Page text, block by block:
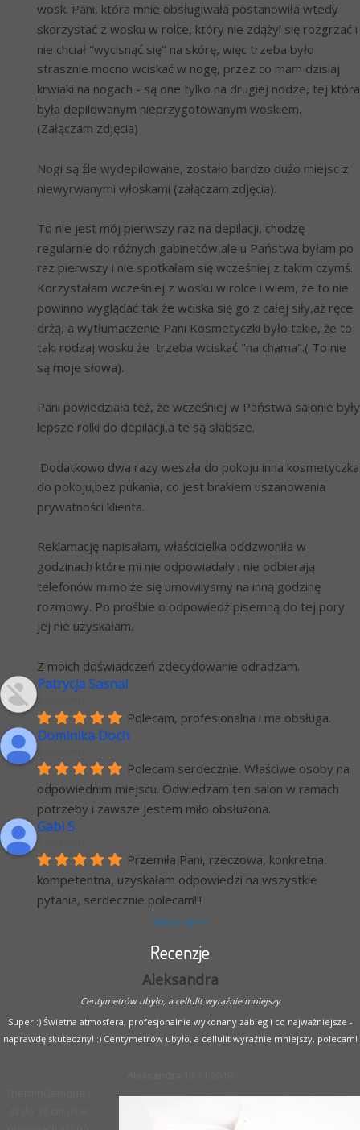
wosk. Pani, która mnie obsługiwała postanowiła wtedy
skorzystać z wosku w rolce, który nie zdążyl się rozgrzać i
nie chciał "wycisnąć się" na skórę, więc trzeba było
strasznie mocno wciskać w nogę, przez co mam dzisiaj
krwiaki na nogach - są one tylko na drugiej nodze, tej która
była depilowanym nieprzygotowanym woskiem.
(Załączam zdjęcia)
Nogi są źle wydepilowane, zostało bardzo dużo miejsc z
niewyrwanymi włoskami (załączam zdjęcia).
To nie jest mój pierwszy raz na depilacji, chodzę
regularnie do różnych gabinetów,ale u Państwa byłam po
raz pierwszy i nie spotkałam się wcześniej z takim czymś.
Korzystałam wcześniej z wosku w rolce i wiem, że to nie
powinno wyglądać tak że wciska się go z całej siły,aż ręce
drżą, a wytłumaczenie Pani Kosmetyczki było takie, że to
taki rodzaj wosku że  trzeba wciskać "na chama".( To nie
są moje słowa).
Pani powiedziała też, że wcześniej w Państwa salonie były
lepsze rolki do depilacji,a te są słabsze.
Dodatkowo dwa razy weszła do pokoju inna kosmetyczka
do pokoju,bez pukania, co jest brakiem uszanowania
prywatności klienta.
Reklamację napisałam, właścicielka oddzwoniła w
godzinach które mi nie odpowiadały i nie odbierają
telefonów mimo że się umowilysmy na inną godzinę
rozmowy. Po prośbie o odpowiedź pisemną do tej pory
jej nie uzyskałam.
Z moich doświadczeń zdecydowanie odradzam.
Patrycja Sasnal
Polecam, profesionalna i ma obsługa.
Dominika Doch
Polecam serdecznie. Właściwe osoby na
odpowiednim miejscu. Odwiedzam ten salon w ramach
potrzeby i zawsze jestem miło obsłużona.
Gabi S
Przemiła Pani, rzeczowa, konkretna,
kompetentna, uzyskałam odpowiedzi na wszystkie
pytania, serdecznie polecam!!!
Więcej opinii
Recenzje
Aleksandra
Centymetrów ubyło, a cellulit wyraźnie mniejszy
Super :) Świetna atmosfera, profesjonalnie wykonany zabieg i co najważniejsze -
naprawdę skuteczny! :) Centymetrów ubyło, a cellulit wyraźnie mniejszy, polecam!